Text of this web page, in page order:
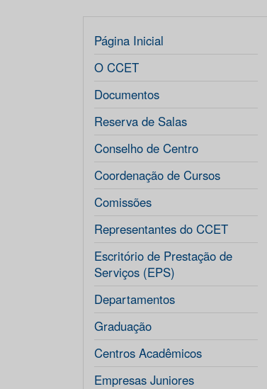
Página Inicial
O CCET
Documentos
Reserva de Salas
Conselho de Centro
Coordenação de Cursos
Comissões
Representantes do CCET
Escritório de Prestação de
Serviços (EPS)
Departamentos
Graduação
Centros Acadêmicos
Empresas Juniores